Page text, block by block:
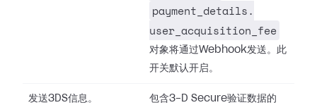
payment_details.​
user_acquisition_fee
对象将通过Webhook发送。此
开关默认开启。
发送3DS信息。 包含3-D Secure验证数据的